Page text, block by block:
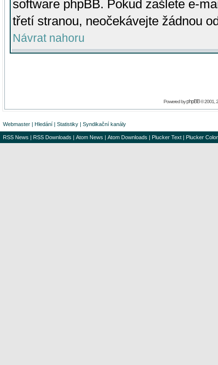
software phpBB. Pokud zašlete e-
třetí stranou, neočekávejte žádnou
Návrat nahoru
Powered byphpBB© 2001,
Webmaster | Hledání | Statistiky | Syndikační kanály
RSS News | RSS Downloads | Atom News | Atom Downloads | Plucker Text | Plucker Color